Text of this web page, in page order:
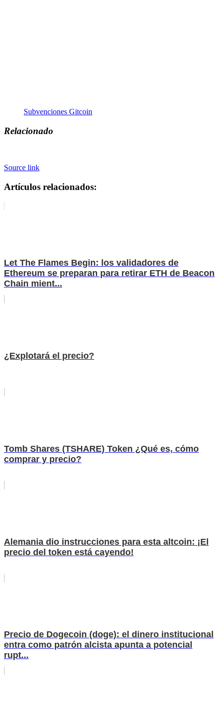
Subvenciones Gitcoin
Relacionado
Source link
Artículos relacionados:
Let The Flames Begin: los validadores de
Ethereum se preparan para retirar ETH de Beacon
Chain mient...
¿Explotará el precio?
Tomb Shares (TSHARE) Token ¿Qué es, cómo
comprar y precio?
Alemania dio instrucciones para esta altcoin: ¡El
precio del token está cayendo!
Precio de Dogecoin (doge): el dinero institucional
entra como patrón alcista apunta a potencial
rupt...